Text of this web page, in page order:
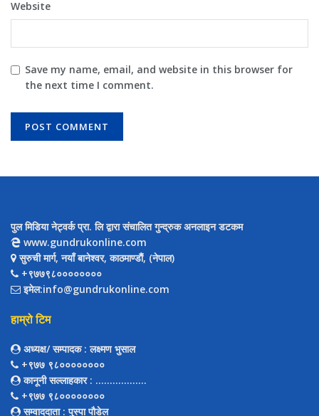
Website
Save my name, email, and website in this browser for
the next time I comment.
पुल मिडिया नेट्वर्क प्रा. लि द्वारा संचालित गुन्द्रुक अनलाइन डटकम
www.gundrukonline.com
सुरुची मार्ग, नयाँ बानेश्वर, काठमाण्डौैं, (नेपाल)
+९७७९८००००००००
इमेल:info@gundrukonline.com
हाम्रो टिम
अध्यक्ष/ सम्पादक: लक्ष्मण भुसाल
+९७७ ९८००००००००
कानूनी सल्लाहकार: ..................
+९७७ ९८००००००००
सम्वाददाता: पुस्पा पौडेल